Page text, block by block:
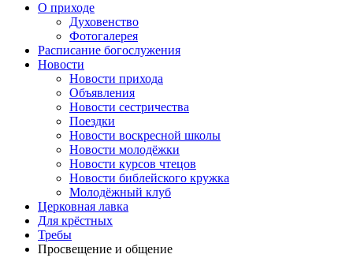
О приходе
Духовенство
Фотогалерея
Расписание богослужения
Новости
Новости прихода
Объявления
Новости сестричества
Поездки
Новости воскресной школы
Новости молодёжки
Новости курсов чтецов
Новости библейского кружка
Молодёжный клуб
Церковная лавка
Для крёстных
Требы
Просвещение и общение